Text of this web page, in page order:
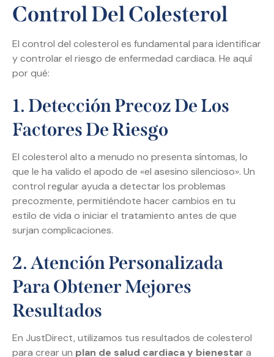
Control Del Colesterol
El control del colesterol es fundamental para identificar
y controlar el riesgo de enfermedad cardiaca. He aquí
por qué:
1. Detección Precoz De Los
Factores De Riesgo
El colesterol alto a menudo no presenta síntomas, lo
que le ha valido el apodo de «el asesino silencioso». Un
control regular ayuda a detectar los problemas
precozmente, permitiéndote hacer cambios en tu
estilo de vida o iniciar el tratamiento antes de que
surjan complicaciones.
2. Atención Personalizada
Para Obtener Mejores
Resultados
En JustDirect, utilizamos tus resultados de colesterol
para crear un plan de salud cardiaca y bienestar a